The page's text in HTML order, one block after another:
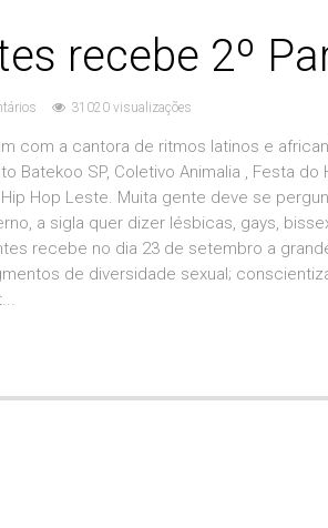
recebe 2º
31020 visualizações
com a cantora de ritmos latinos e
Batekoo SP, Coletivo Animalia , Festa
Hop Leste. Muita gente deve se
a sigla quer dizer lésbicas, gays,
recebe no dia 23 de setembro a
de diversidade sexual;